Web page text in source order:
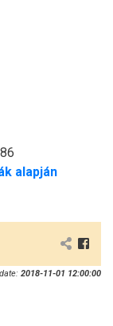
alapján
2018-11-01 12:00:00